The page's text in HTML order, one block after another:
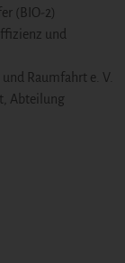
(BIO-2)
und
Raumfahrt e. V.
Abteilung